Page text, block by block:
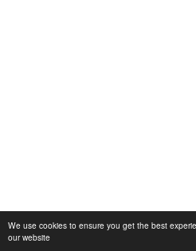
We use cookies to ensure you get the best
our website